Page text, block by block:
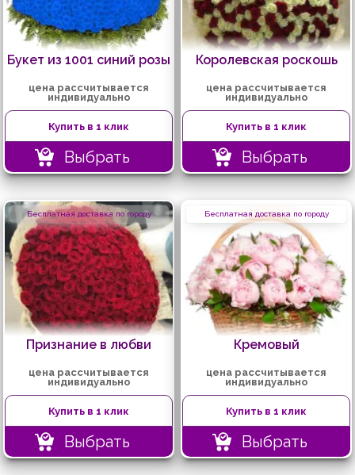
Букет из 1001 синий розы
цена рассчитывается
индивидуально
Купить в 1 клик
Выбрать
Королевская роскошь
цена рассчитывается
индивидуально
Купить в 1 клик
Выбрать
Бесплатная доставка по городу
Признание в любви
цена рассчитывается
индивидуально
Купить в 1 клик
Выбрать
Бесплатная доставка по городу
Кремовый
цена рассчитывается
индивидуально
Купить в 1 клик
Выбрать